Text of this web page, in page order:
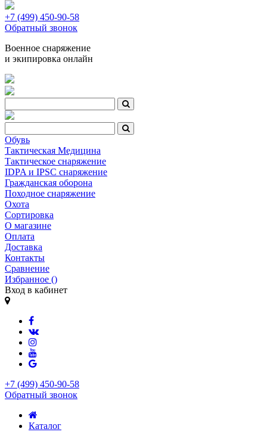
+7 (499) 450-90-58
Обратный звонок
Военное снаряжение
и экипировка онлайн
Обувь
Тактическая Медицина
Тактическое снаряжение
IDPA и IPSC снаряжение
Гражданская оборона
Походное снаряжение
Охота
Сортировка
О магазине
Оплата
Доставка
Контакты
Сравнение
Избранное ()
Вход в кабинет
+7 (499) 450-90-58
Обратный звонок
Каталог